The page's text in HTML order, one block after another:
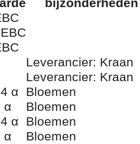
bijzonderheden
Leverancier: Kraan
Leverancier: Kraan
α
Bloemen
α
Bloemen
α
Bloemen
α
Bloemen